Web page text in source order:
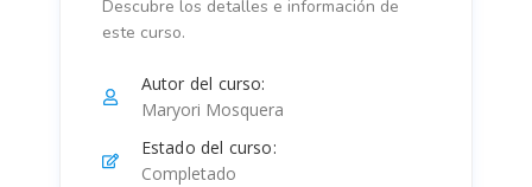
Descubre los detalles e información de
este curso.
Autor del curso:
Maryori Mosquera
Estado del curso:
Completado